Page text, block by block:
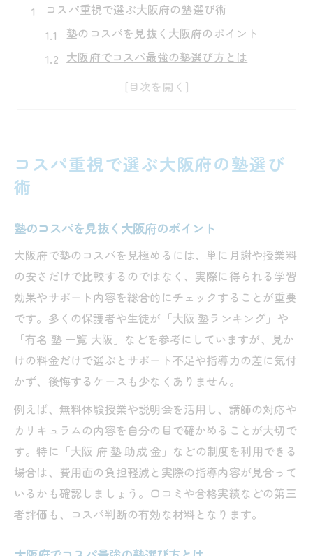
コスパ重視で選ぶ大阪府の塾選び術
塾のコスパを見抜く大阪府のポイント
大阪府でコスパ最強の塾選び方とは
塾選びで重視すべきコスパと内容
塾の費用対効果を大阪府で高める方法
大阪府で塾の費用対効果を最大化するコツ
大阪府で無駄なく塾に通うための方法
塾で得する大阪府のコスパ活用術
費用対効果が高い塾の選び方を大阪府で
大阪府で塾を探すなら知っておきたい基準
塾選びで失敗しない大阪府の基準とは
大阪府で塾のコスパを見極める判断基準
塾探しで役立つ大阪府のポイント紹介
大阪府で塾の質とコスパを両立する基準
塾選びに欠かせない大阪府の重要基準
塾選びの新常識を大阪府から考える
大阪府で変わる塾選びの新常識とは
塾のコスパ重視が大阪府で主流に
塾選びに求められる大阪府の新基準
コスパ重視で選ぶ大阪府の塾選び
術
塾のコスパを見抜く大阪府のポイント
大阪府で塾のコスパを見極めるには、単に月謝や授業料
の安さだけで比較するのではなく、実際に得られる学習
効果やサポート内容を総合的にチェックすることが重要
です。多くの保護者や生徒が「大阪 塾ランキング」や
「有名 塾 一覧 大阪」などを参考にしていますが、見か
けの料金だけで選ぶとサポート不足や指導力の差に気付
かず、後悔するケースも少なくありません。
例えば、無料体験授業や説明会を活用し、講師の対応や
カリキュラムの内容を自分の目で確かめることが大切で
す。特に「大阪 府 塾 助成 金」などの制度を利用できる
場合は、費用面の負担軽減と実際の指導内容が見合って
いるかも確認しましょう。口コミや合格実績などの第三
者評価も、コスパ判断の有効な材料となります。